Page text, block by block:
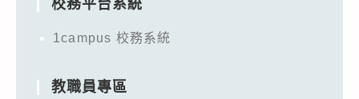
校務平台系統
1campus 校務系統
教職員專區